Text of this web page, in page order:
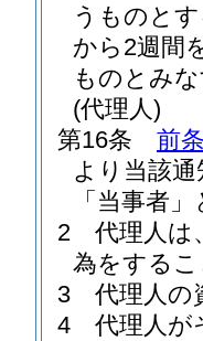
うものと
から2週間
ものとみ
(代理人)
第16条
前
より当該
「当事者
2
代理人は
為をする
3
代理人の
4
代理人が